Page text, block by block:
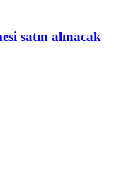
satın alınacak